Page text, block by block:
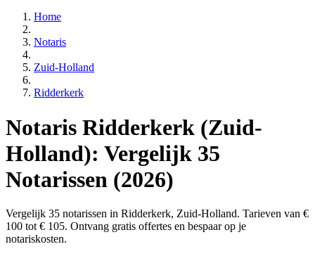
Home
Notaris
Zuid-Holland
Ridderkerk
Notaris Ridderkerk (Zuid-
Holland): Vergelijk 35
Notarissen (2026)
Vergelijk 35 notarissen in Ridderkerk, Zuid-Holland. Tarieven van €
100 tot € 105. Ontvang gratis offertes en bespaar op je
notariskosten.